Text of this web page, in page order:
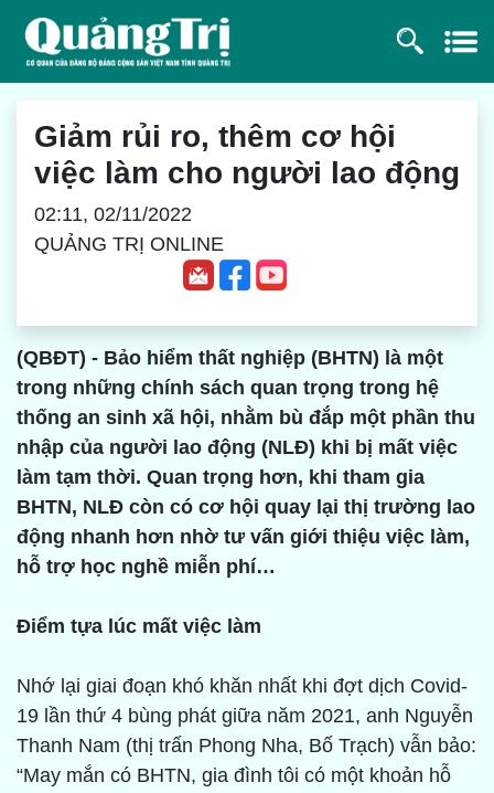
Giảm rủi ro, thêm cơ hội
việc làm cho người lao động
02:11, 02/11/2022
QUẢNG TRỊ ONLINE
(QBĐT) - Bảo hiểm thất nghiệp (BHTN) là một
trong những chính sách quan trọng trong hệ
thống an sinh xã hội, nhằm bù đắp một phần thu
nhập của người lao động (NLĐ) khi bị mất việc
làm tạm thời. Quan trọng hơn, khi tham gia
BHTN, NLĐ còn có cơ hội quay lại thị trường lao
động nhanh hơn nhờ tư vấn giới thiệu việc làm,
hỗ trợ học nghề miễn phí…
Điểm tựa lúc mất việc làm
Nhớ lại giai đoạn khó khăn nhất khi đợt dịch Covid-
19 lần thứ 4 bùng phát giữa năm 2021, anh Nguyễn
Thanh Nam (thị trấn Phong Nha, Bố Trạch) vẫn bảo:
“May mắn có BHTN, gia đình tôi có một khoản hỗ